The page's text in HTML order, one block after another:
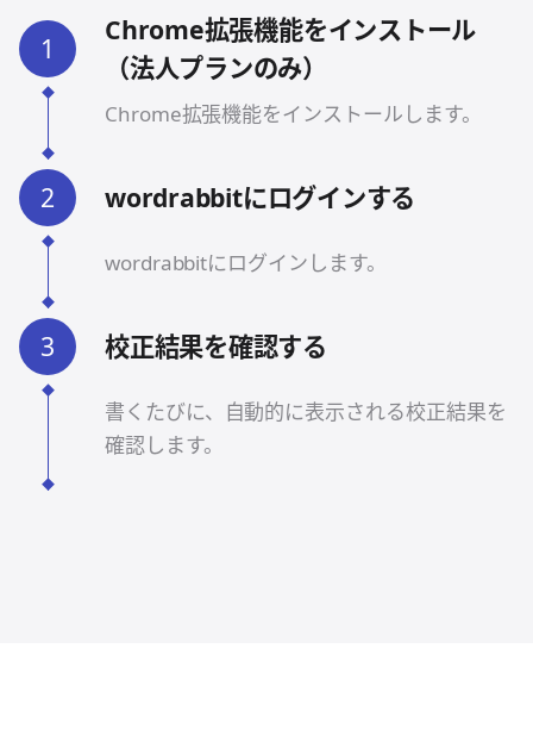
1
Chrome拡張機能をインストール
（法人プランのみ）
Chrome拡張機能をインストールします。
2 wordrabbitにログインする
wordrabbitにログインします。
3 校正結果を確認する
書くたびに、自動的に表示される校正結果を
確認します。